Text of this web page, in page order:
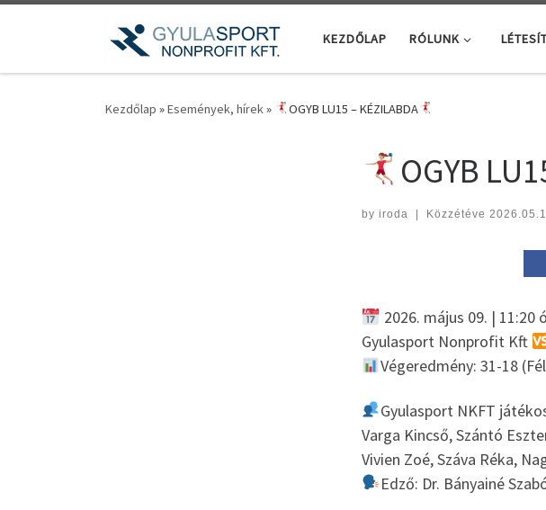
Teljes tartalom megjelenítése
KEZDŐLAP RÓLUNK
Kezdőlap »Események, hírek» OGYB LU15 – KÉZILABDA
OGYB
by iroda | Közzétéve
2026. május 09. | 11:20
Gyulasport Nonprofit Kft
Végeredmény: 31-18
Gyulasport NKFT
Varga Kincső, Szántó
Vivien Zoé, Száva Réka,
Edző: Dr. Bányainé